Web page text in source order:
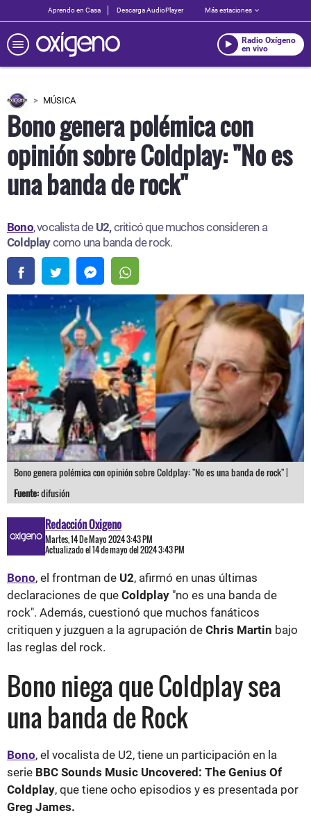
Aprendo en Casa Descarga AudioPlayer Más estaciones
Radio Oxígeno
en vivo
MÚSICA
Bono genera polémica con
opinión sobre Coldplay: "No es
una banda de rock"
Bono, vocalista de U2,criticó que muchos consideren a
Coldplaycomo una banda de rock.
Bono genera polémica con opinión sobre Coldplay: "No es una banda de rock" |
Fuente:difusión
Redacción Oxigeno
Martes, 14 De Mayo 2024 3:43 PM
Actualizado el 14 de mayo del 2024 3:43 PM
Bono, el frontman de U2, afirmó en unas últimas
declaraciones de que Coldplay "no es una banda de
rock". Además, cuestionó que muchos fanáticos
critiquen y juzguen a la agrupación de Chris Martin bajo
las reglas del rock.
Bono niega que Coldplay sea
una banda de Rock
Bono, el vocalista de U2, tiene un participación en la
serie BBC Sounds Music Uncovered: The Genius Of
Coldplay, que tiene ocho episodios y es presentada por
Greg James.